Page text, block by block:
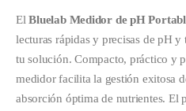
ElBluelab Medidor de pH
lecturas rápidas y precisas de pH y
tu solución. Compacto, práctico y
medidor facilita la gestión exitosa
absorción óptima de nutrientes. El